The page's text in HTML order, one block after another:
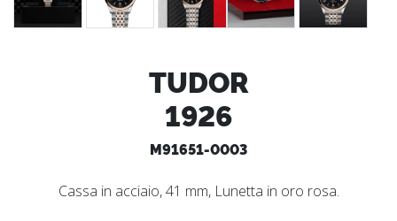
TUDOR
1926
M91651-0003
Cassa in acciaio, 41 mm, Lunetta in oro rosa.